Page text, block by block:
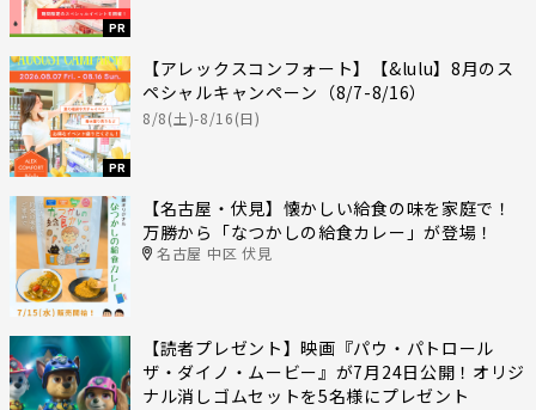
PR
PR
【アレックスコンフォート】【&lulu】8月のス
ペシャルキャンペーン（8/7-8/16）
8/8(土)-8/16(日)
【名古屋・伏見】懐かしい給食の味を家庭で！
万勝から「なつかしの給食カレー」が登場！
名古屋 中区 伏見
【読者プレゼント】映画『パウ・パトロール
ザ・ダイノ・ムービー』が7月24日公開！オリジ
ナル消しゴムセットを5名様にプレゼント